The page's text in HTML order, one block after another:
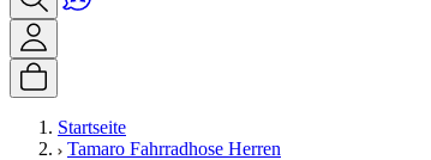
Startseite
Tamaro Fahrradhose Herren